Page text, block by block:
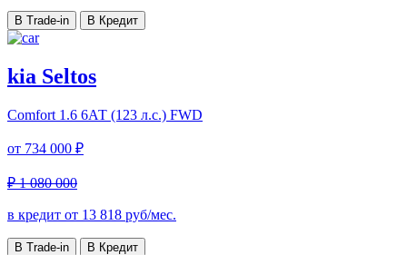
В Trade-in В Кредит
kia Seltos
Comfort 1.6 6АТ (123 л.с.) FWD
от 734 000 ₽
₽ 1 080 000
в кредит от 13 818 руб/мес.
В Trade-in В Кредит